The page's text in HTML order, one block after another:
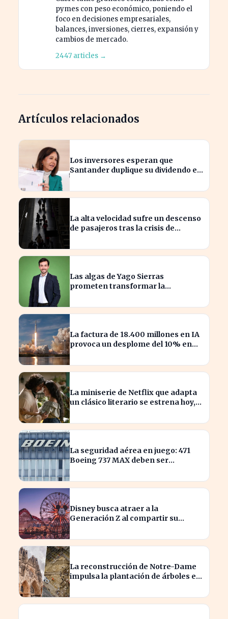
pymes con peso económico, poniendo el
foco en decisiones empresariales,
balances, inversiones, cierres, expansión y
cambios de mercado.
2447 articles →
Artículos relacionados
Los inversores esperan que
Santander duplique su dividendo en
La alta velocidad sufre un descenso
de pasajeros tras la crisis de
Las algas de Yago Sierras
prometen transformar la
sostenibles
La factura de 18.400 millones en IA
provoca un desplome del 10% en
La miniserie de Netflix que adapta
un clásico literario se estrena hoy,
La seguridad aérea en juego: 471
Boeing 737 MAX deben ser
Disney busca atraer a la
Generación Z al compartir su
La reconstrucción de Notre-Dame
impulsa la plantación de árboles en